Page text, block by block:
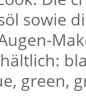
sowie
green,